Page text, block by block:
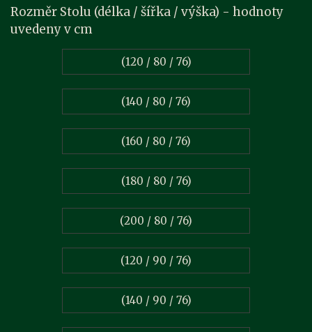
Rozměr Stolu (délka / šířka / výška) - hodnoty
uvedeny v cm
(120 / 80 / 76)
(140 / 80 / 76)
(160 / 80 / 76)
(180 / 80 / 76)
(200 / 80 / 76)
(120 / 90 / 76)
(140 / 90 / 76)